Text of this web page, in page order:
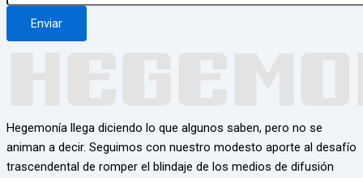
Enviar
Hegemonía llega diciendo lo que algunos saben, pero no se
animan a decir. Seguimos con nuestro modesto aporte al desafío
trascendental de romper el blindaje de los medios de difusión